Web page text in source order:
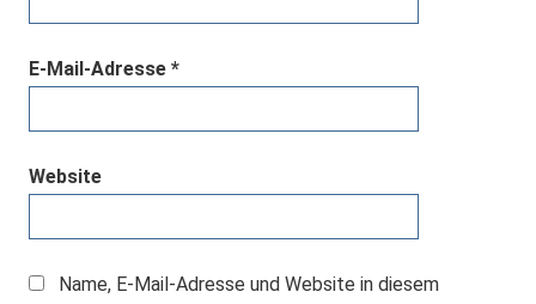
E-Mail-Adresse *
Website
Name, E-Mail-Adresse und Website in diesem